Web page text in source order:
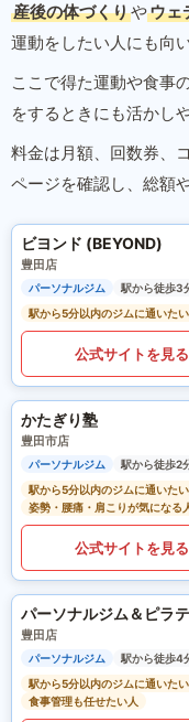
産後の体づくりやウェ
運動をしたい人にも向
ここで得た運動や食事
をするときにも活かし
料金は月額、回数券、
ページを確認し、総額
ビヨンド (BEYOND)
豊田店
パーソナルジム
駅から徒歩3
駅から5分以内のジムに通いた
公式サイトを見る
かたぎり塾
豊田市店
パーソナルジム
駅から徒歩2
駅から5分以内のジムに通いた
姿勢・腰痛・肩こりが気になる
公式サイトを見る
パーソナルジム＆ピラ
豊田店
パーソナルジム
駅から徒歩4
駅から5分以内のジムに通いた
食事管理も任せたい人